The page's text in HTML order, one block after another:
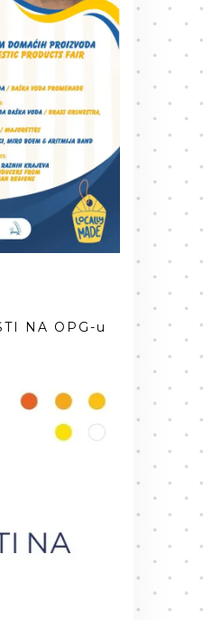
NA OPG-u